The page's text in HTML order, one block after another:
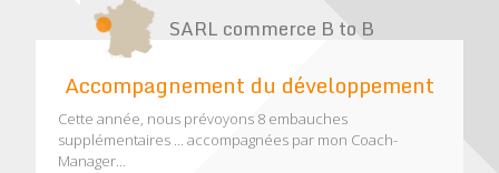
SARL commerce B to B
Accompagnement du développement
Cette année, nous prévoyons 8 embauches
supplémentaires ... accompagnées par mon Coach-
Manager...